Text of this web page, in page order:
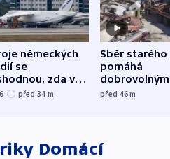
německých
se
zda v
ohroženém
před 34 m
Sběr starého
pomáhá
dobrovolným
hasičům
před 46m
Domácí